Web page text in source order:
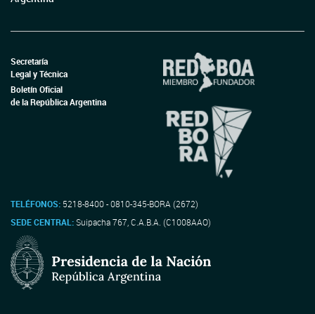
Secretaría
Legal y Técnica
Boletín Oficial
de la República Argentina
TELÉFONOS: 5218-8400 - 0810-345-BORA (2672)
SEDE CENTRAL:Suipacha 767, C.A.B.A. (C1008AAO)